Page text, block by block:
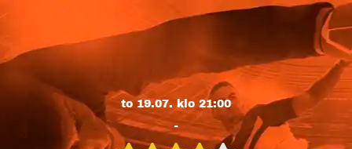
to 19.07. klo 21:00
-